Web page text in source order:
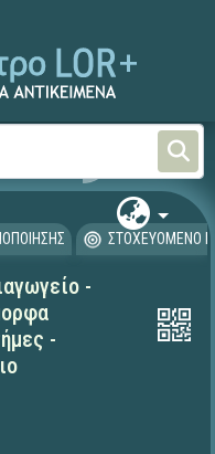
Μαθαίνουμε στο Σπίτι
ΣΤΟΧΕΥΟΜΕΝΟ
-
-